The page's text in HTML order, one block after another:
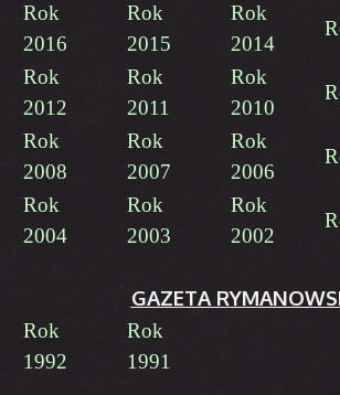
Rok
2016
Rok
2015
Rok
2014
Rok
2012
Rok
2011
Rok
2010
Rok
2008
Rok
2007
Rok
2006
Rok
2004
Rok
2003
Rok
2002
GAZETA
Rok
1992
Rok
1991